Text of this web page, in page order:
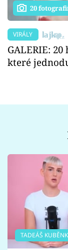
20
VIRÁLY
GALERIE:
které
TADEÁŠ